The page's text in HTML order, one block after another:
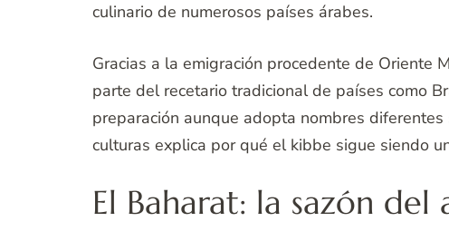
culinario de numerosos países árabes.
Gracias a la emigración procedente de Oriente
parte del recetario tradicional de países como
preparación aunque adopta nombres
culturas explica por qué el kibbe sigue siendo
El Baharat: la sazón